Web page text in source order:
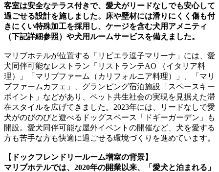
客室は安全なテラス付きで、愛犬がリードなしでも安心して
過ごせる設計を施しました。床や壁材には滑りにくく傷も付
きにくい特殊加工を採用し、ケージを含む犬用アメニティ
（下記詳細参照）や犬用ルームサービスを備えました。
マリブホテルが位置する「リビエラ逗子マリーナ」には、愛
犬同伴可能なレストラン「リストランテAO （イタリア料
理）」「マリブファーム（カリフォルニア料理）」、「マリ
ブファームカフェ」、グランピング宿泊施設「スペースキー
ポイント」などがあり、ペット共生社会の実現を見据えた滞
在スタイルを広げてきました。2023年には、リードなしで愛
犬がのびのびと遊べるドッグスペース「ドギーガーデン」も
開設。愛犬同伴可能な屋外イベントの開催など、犬を愛する
方も苦手な方も快適に過ごせる環境づくりを進めています。
【ドックフレンドリールーム増室の背景】
マリブホテルでは、2020年の開業以来、「愛犬と泊まれる」